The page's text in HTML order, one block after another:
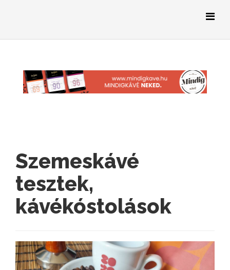
Szemeskávé
tesztek,
kávékóstolások